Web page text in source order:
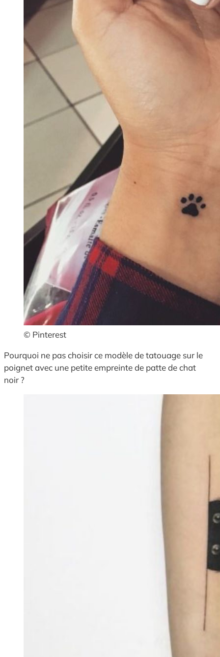
© Pinterest
Pourquoi ne pas choisir ce modèle de tatouage sur le
poignet avec une petite empreinte de patte de chat
noir ?